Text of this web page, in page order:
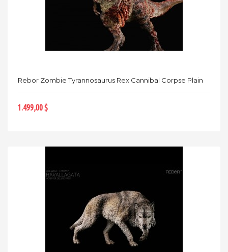
Rebor Zombie Tyrannosaurus Rex Cannibal Corpse Plain
1.499,00 $